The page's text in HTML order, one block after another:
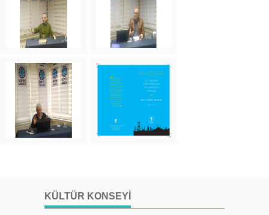
KÜLTÜR KONSEYI